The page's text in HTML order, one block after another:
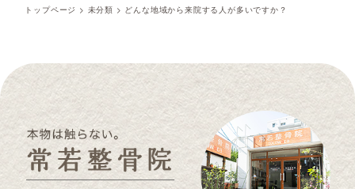
トップページ > 未分類 > どんな地域から来院する人が多いですか？